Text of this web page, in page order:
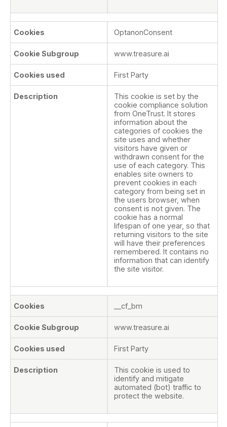
OptanonConsent
www.treasure.ai
First Party
This cookie is set by the
cookie compliance solution
from OneTrust. It stores
information about the
categories of cookies the
site uses and whether
visitors have given or
withdrawn consent for the
use of each category. This
enables site owners to
prevent cookies in each
category from being set in
the users browser, when
consent is not given. The
cookie has a normal
lifespan of one year, so that
returning visitors to the site
will have their preferences
remembered. It contains no
information that can identify
the site visitor.
__cf_bm
www.treasure.ai
First Party
This cookie is used to
identify and mitigate
automated (bot) traffic to
protect the website.